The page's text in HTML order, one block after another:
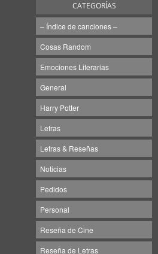
CATEGORÍAS
– Índice de canciones –
Cosas Random
Emociones Literarias
General
Harry Potter
Letras
Letras & Reseñas
Noticias
Pedidos
Personal
Reseña de Cine
Reseña de Letras